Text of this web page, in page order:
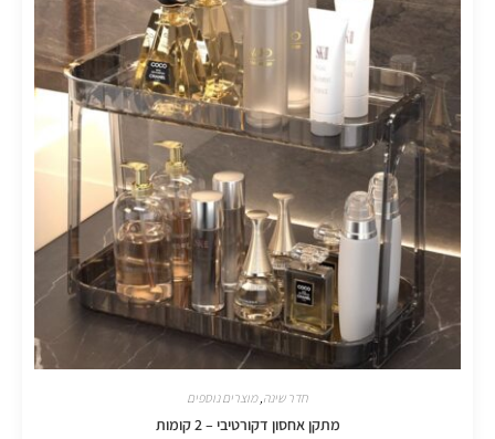
חדר שינה,מוצרים נוספים
מתקן אחסון דקורטיבי – 2 קומות